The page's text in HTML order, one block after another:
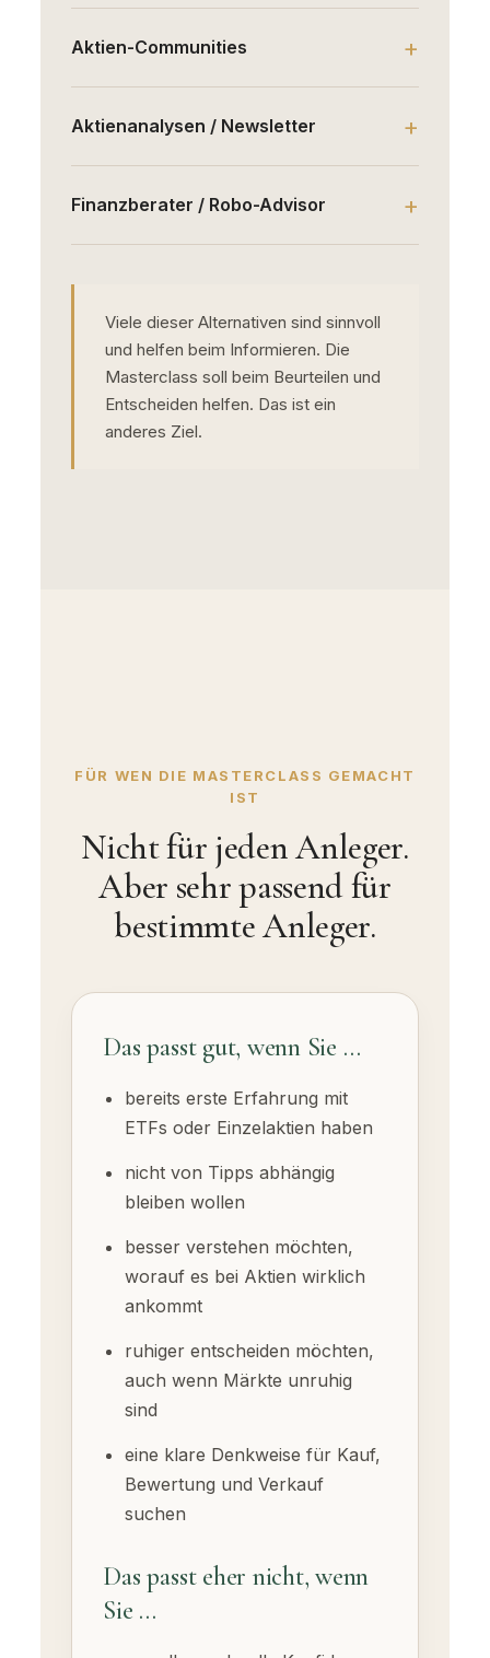
Aktien-Communities
Aktienanalysen / Newsletter
Finanzberater / Robo-Advisor
Viele dieser Alternativen sind sinnvoll
und helfen beim Informieren. Die
Masterclass soll beim Beurteilen und
Entscheiden helfen. Das ist ein
anderes Ziel.
FÜR WEN DIE MASTERCLASS GEMACHT
IST
Nicht für jeden Anleger.
Aber sehr passend für
bestimmte Anleger.
Das passt gut, wenn Sie …
bereits erste Erfahrung mit
ETFs oder Einzelaktien haben
nicht von Tipps abhängig
bleiben wollen
besser verstehen möchten,
worauf es bei Aktien wirklich
ankommt
ruhiger entscheiden möchten,
auch wenn Märkte unruhig
sind
eine klare Denkweise für Kauf,
Bewertung und Verkauf
suchen
Das passt eher nicht, wenn
Sie …